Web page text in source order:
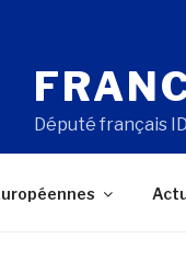
Député français